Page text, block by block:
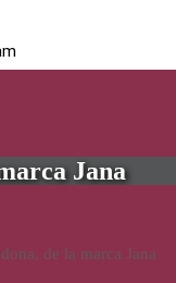
Jana
de la marca Jana